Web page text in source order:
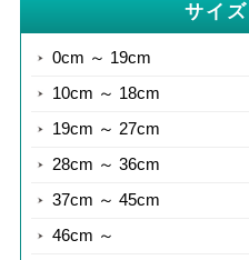
サイズ
0cm ～ 19cm
10cm ～ 18cm
19cm ～ 27cm
28cm ～ 36cm
37cm ～ 45cm
46cm ～